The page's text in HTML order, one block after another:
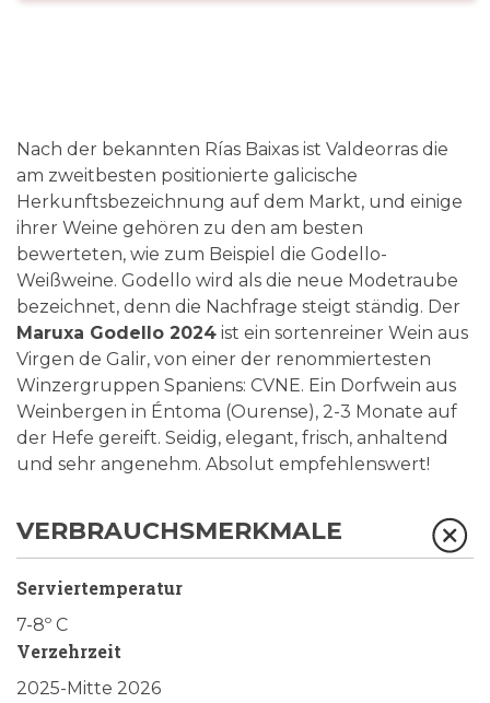
Nach der bekannten Rías Baixas ist Valdeorras die
am zweitbesten positionierte galicische
Herkunftsbezeichnung auf dem Markt, und einige
ihrer Weine gehören zu den am besten
bewerteten, wie zum Beispiel die Godello-
Weißweine. Godello wird als die neue Modetraube
bezeichnet, denn die Nachfrage steigt ständig. Der
Maruxa Godello 2024 ist ein sortenreiner Wein aus
Virgen de Galir, von einer der renommiertesten
Winzergruppen Spaniens: CVNE. Ein Dorfwein aus
Weinbergen in Éntoma (Ourense), 2-3 Monate auf
der Hefe gereift. Seidig, elegant, frisch, anhaltend
und sehr angenehm. Absolut empfehlenswert!
VERBRAUCHSMERKMALE
Serviertemperatur
7-8º C
Verzehrzeit
2025-Mitte 2026